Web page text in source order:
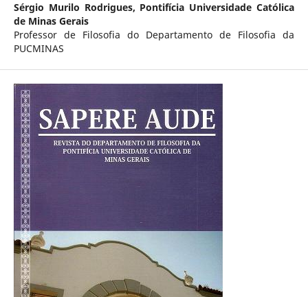
Sérgio Murilo Rodrigues, Pontifícia Universidade Católica
de Minas Gerais
Professor de Filosofia do Departamento de Filosofia da
PUCMINAS